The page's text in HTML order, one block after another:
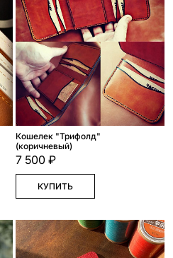
Кошелек "Трифолд"
(коричневый)
7 500 ₽
КУПИТЬ